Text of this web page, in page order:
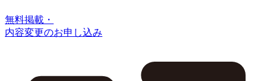
無料掲載・
内容変更のお申し込み